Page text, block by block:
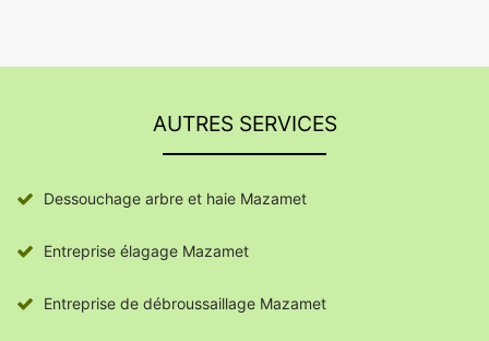
AUTRES SERVICES
Dessouchage arbre et haie Mazamet
Entreprise élagage Mazamet
Entreprise de débroussaillage Mazamet